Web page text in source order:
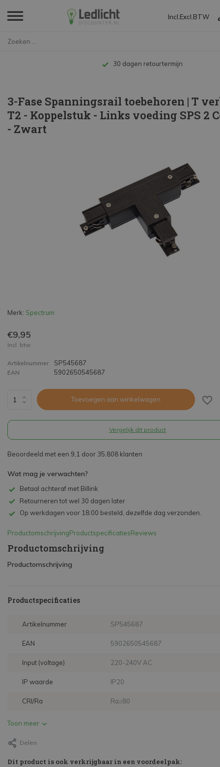
Incl. Excl. BTW
Tot 10 jaar garantie
3-Fase Spanningsrail toebehoren | T
T2 - Koppelstuk - Links voeding SPS 2
- Zwart
Merk: Spectrum
€9,95
Incl. btw
Artikelnummer SP545687
EAN 5902650545687
Toevoegen aan winkelwagen
Vergelijk dit product
Beoordeeld met een 9,1 door 35.808 klanten
Wat mag je verwachten?
Betaal achteraf met Billink
Retourneren tot wel 30 dagen later
Op werkdagen voor 18:00 besteld, dezelfde dag verzonden.
ProductomschrijvingProductspecificatiesReviews
Productomschrijving
Productomschrijving
Productspecificaties
Artikelnummer SP545687
EAN 5902650545687
Input (voltage) 220-240V AC
IP waarde IP20
CRI/Ra Ra≥80
Toon meer
Delen
Dit product is ook verkrijgbaar in een voordeelpak: